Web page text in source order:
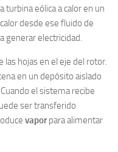
turbina eólica a calor en un
desde ese fluido de
generar electricidad.
las hojas en el eje del rotor.
en un depósito aislado
el sistema recibe
ser transferido
vaporpara alimentar